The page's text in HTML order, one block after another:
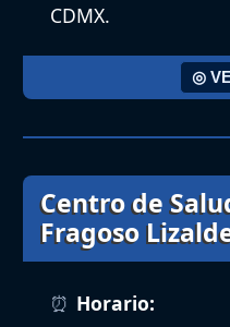
CDMX.
◎
Centro de
Fragoso
Horario: